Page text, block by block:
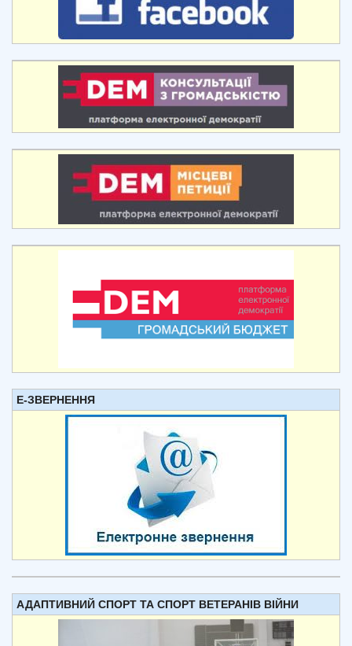
Е-ЗВЕРНЕННЯ
АДАПТИВНИЙ СПОРТ ТА СПОРТ ВЕТЕРАНІВ ВІЙНИ